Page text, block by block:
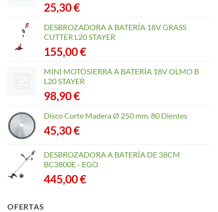
25,30€
DESBROZADORA A BATERÍA 18V GRASS
CUTTER L20 STAYER
155,00€
MINI MOTOSIERRA A BATERÍA 18V OLMO B
L20 STAYER
98,90€
Disco Corte Madera Ø 250 mm. 80 Dientes
45,30€
DESBROZADORA A BATERÍA DE 38CM
BC3800E - EGO
445,00€
OFERTAS